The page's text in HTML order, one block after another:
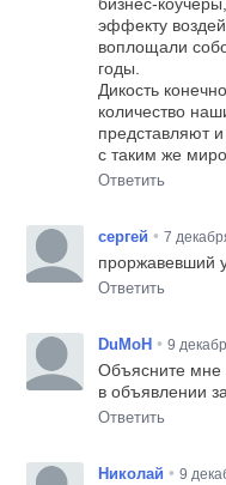
эффекту
воплощали
годы.
Дикость
количество
представляют
с таким же
Ответить
сергей • 7
проржавевший
Ответить
DuMoH • 9
Объясните мне
в объявлении
Ответить
Николай • 9